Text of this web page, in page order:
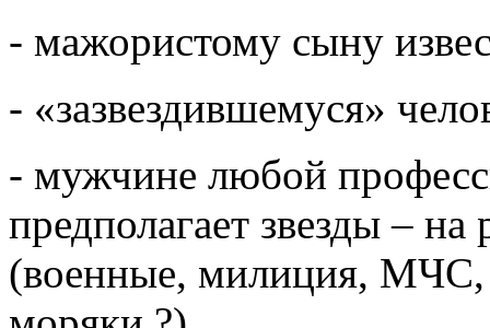
- мажористому сыну
- «зазвездившемуся»
- мужчине любой
предполагает звезды –
(военные, милиция, МЧС,